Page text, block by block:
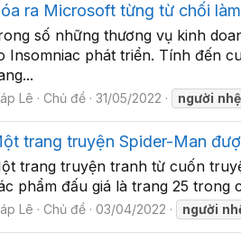
ra Microsoft từng từ chối
số những thương vụ kinh
Insomniac phát triển. Tính đến
Lê Chủ đề 31/05/2022 người
trang truyện Spider-Man
trang truyện tranh từ cuốn
phẩm đấu giá là trang 25 trong
Lê Chủ đề 03/04/2022 người